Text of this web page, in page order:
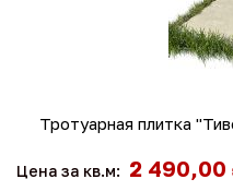
Тротуарная плитка
Цена за кв.м: 2 490,00